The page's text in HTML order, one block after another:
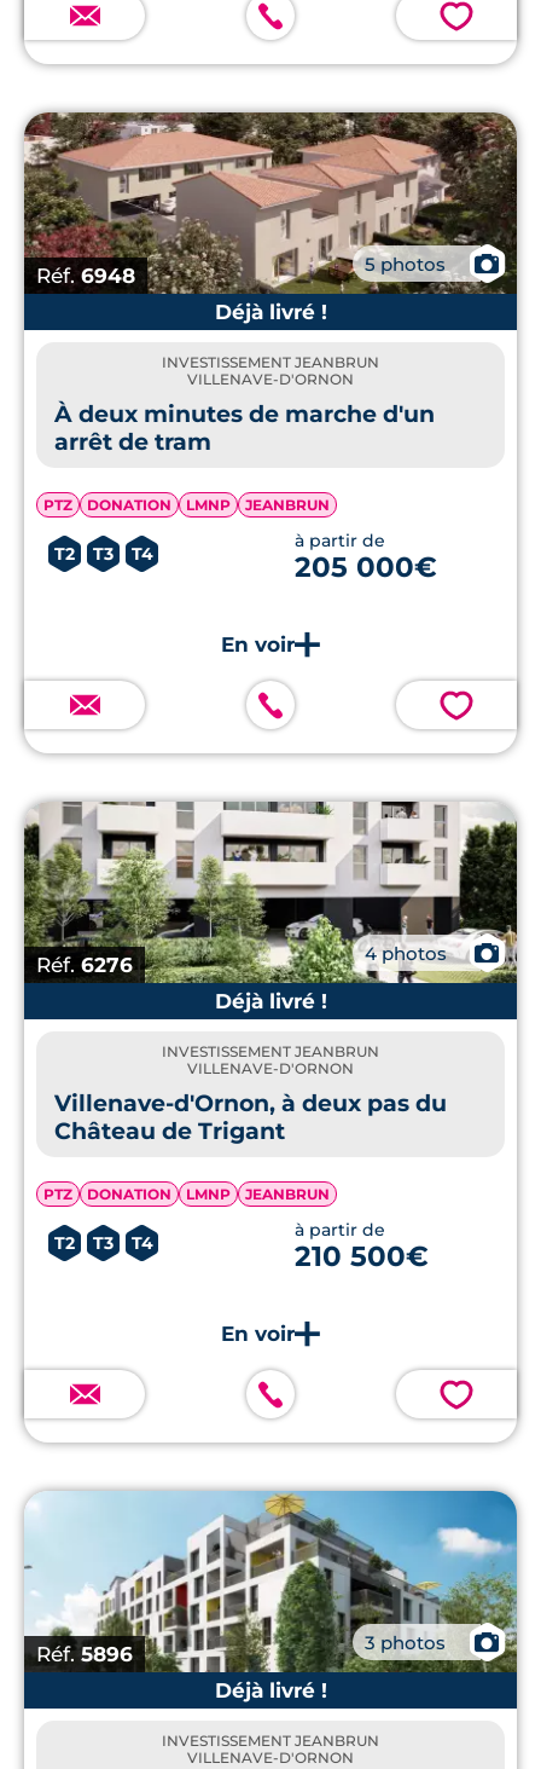
💗
Réf.6948 5 photos
📷
Déjà livré !
INVESTISSEMENT JEANBRUN
VILLENAVE-D'ORNON
À deux minutes de marche d'un
arrêt de tram
PTZ DONATION LMNP JEANBRUN
T2 T3 T4
à partir de
205 000€
💗
Réf. 6276 4 photos
📷
Déjà livré !
INVESTISSEMENT JEANBRUN
VILLENAVE-D'ORNON
Villenave-d'Ornon, à deux pas du
Château de Trigant
PTZ DONATION LMNP JEANBRUN
T2 T3 T4
à partir de
210 500€
💗
Réf. 5896 3 photos
📷
Déjà livré !
INVESTISSEMENT JEANBRUN
VILLENAVE-D'ORNON